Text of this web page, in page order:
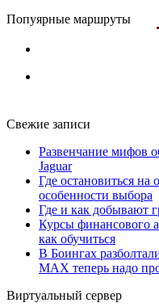
Попуярные маршруты
Свежие записи
Развенчание мифов
Jaguar
Где остановиться на
особенности выбора
Где и как добывают
Курсы финансового
как обучиться
В Боингах
MAX теперь надо
Виртуальный сервер